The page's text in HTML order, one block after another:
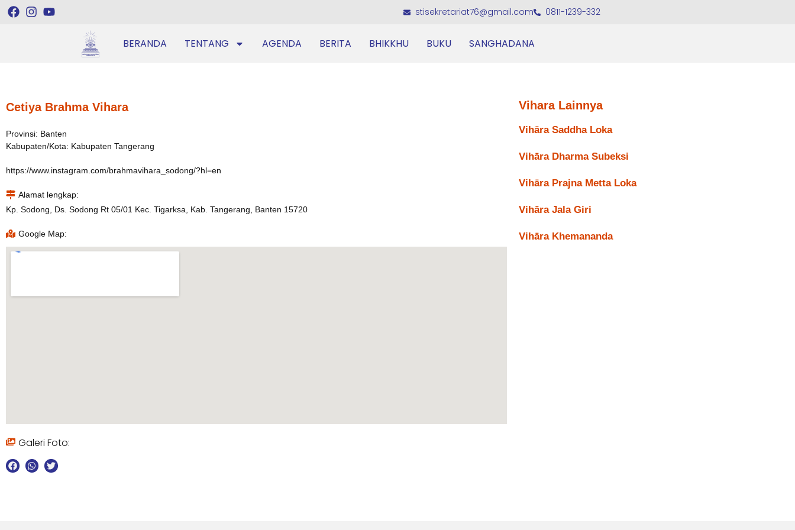
stisekretariat76@gmail.com 0811-1239-332
BERANDA TENTANG AGENDA BERITA BHIKKHU BUKU SANGHADANA
Cetiya Brahma Vihara
Provinsi: Banten
Kabupaten/Kota: Kabupaten Tangerang
https://www.instagram.com/brahmavihara_sodong/?hl=en
Alamat lengkap:
Kp. Sodong, Ds. Sodong Rt 05/01 Kec. Tigarksa, Kab. Tangerang, Banten 15720
Google Map:
Galeri Foto:
Vihara Lainnya
Vihāra Saddha Loka
Vihāra Dharma Subeksi
Vihāra Prajna Metta Loka
Vihāra Jala Giri
Vihāra Khemananda